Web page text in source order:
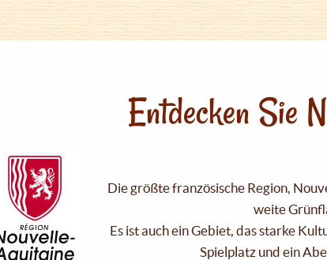
Entdecken Sie
Die größte französische Region,
weite
Es ist auch ein Gebiet, das starke
Spielplatz und ein